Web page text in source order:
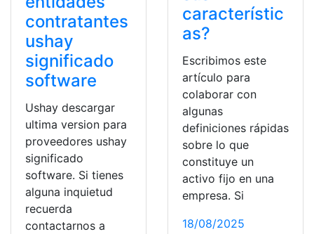
contratantes
ushay
significado
software
Ushay descargar
ultima version para
proveedores ushay
significado
software. Si tienes
alguna inquietud
recuerda
contactarnos a
característic
as?
Escribimos este
artículo para
colaborar con
algunas
definiciones rápidas
sobre lo que
constituye un
activo fijo en una
empresa. Si
18/08/2025